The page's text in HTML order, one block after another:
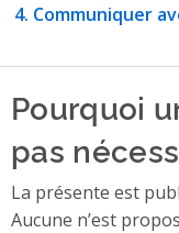
Communiquer
Pourquoi
pas
La présente est
Aucune n’est